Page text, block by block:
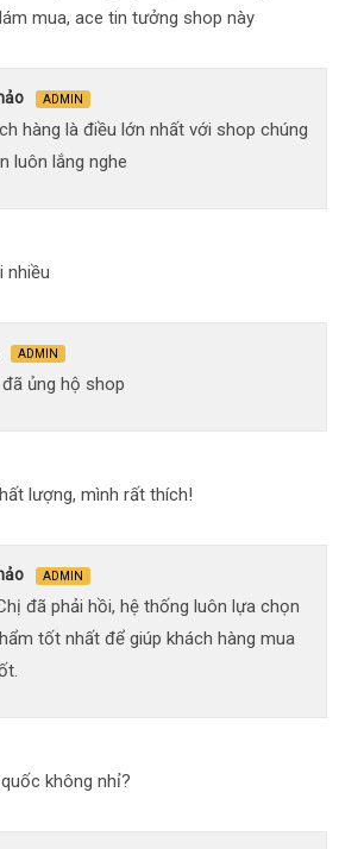
mua, ace tin tưởng shop này
ADMIN
hàng là điều lớn nhất với shop chúng
luôn lắng nghe
nhiều
ADMIN
ủng hộ shop
lượng, mình rất thích!
ADMIN
đã phải hồi, hệ thống luôn lựa chọn
tốt nhất để giúp khách hàng mua
không nhỉ?